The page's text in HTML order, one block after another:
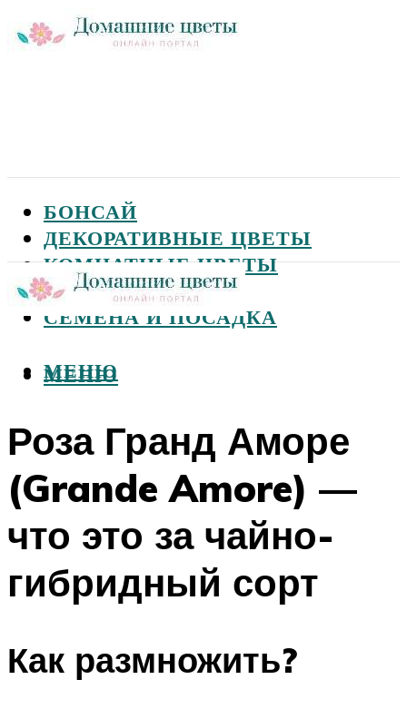
БОНСАЙ
ДЕКОРАТИВНЫЕ ЦВЕТЫ
КОМНАТНЫЕ ЦВЕТЫ
САДОВЫЕ ЦВЕТЫ
СЕМЕНА И ПОСАДКА
МЕНЮ
МЕНЮ
Роза Гранд Аморе
(Grande Amore) —
что это за чайно-
гибридный сорт
Как размножить?